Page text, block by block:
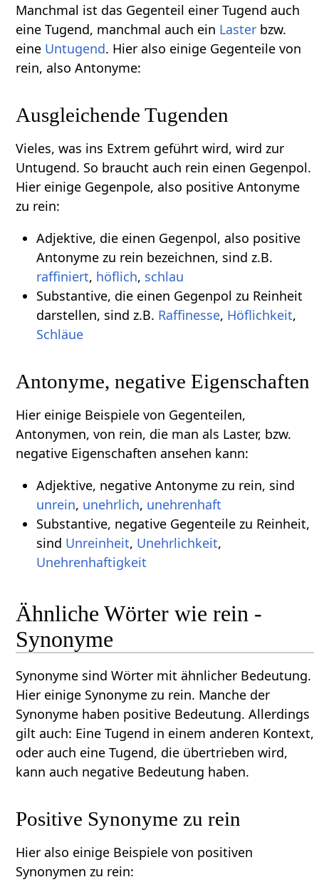
Manchmal ist das Gegenteil einer Tugend auch
eine Tugend, manchmal auch ein Laster bzw.
eine Untugend. Hier also einige Gegenteile von
rein, also Antonyme:
Ausgleichende Tugenden
Vieles, was ins Extrem geführt wird, wird zur
Untugend. So braucht auch rein einen Gegenpol.
Hier einige Gegenpole, also positive Antonyme
zu rein:
Adjektive, die einen Gegenpol, also positive
Antonyme zu rein bezeichnen, sind z.B.
raffiniert, höflich, schlau
Substantive, die einen Gegenpol zu Reinheit
darstellen, sind z.B. Raffinesse, Höflichkeit,
Schläue
Antonyme, negative Eigenschaften
Hier einige Beispiele von Gegenteilen,
Antonymen, von rein, die man als Laster, bzw.
negative Eigenschaften ansehen kann:
Adjektive, negative Antonyme zu rein, sind
unrein, unehrlich, unehrenhaft
Substantive, negative Gegenteile zu Reinheit,
sind Unreinheit, Unehrlichkeit,
Unehrenhaftigkeit
Ähnliche Wörter wie rein -
Synonyme
Synonyme sind Wörter mit ähnlicher Bedeutung.
Hier einige Synonyme zu rein. Manche der
Synonyme haben positive Bedeutung. Allerdings
gilt auch: Eine Tugend in einem anderen Kontext,
oder auch eine Tugend, die übertrieben wird,
kann auch negative Bedeutung haben.
Positive Synonyme zu rein
Hier also einige Beispiele von positiven
Synonymen zu rein: